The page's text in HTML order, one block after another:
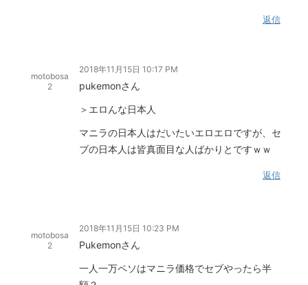
返信
motobosa
2
2018年11月15日 10:17 PM
pukemonさん
＞エロんな日本人
マニラの日本人はだいたいエロエロですが、セ
ブの日本人は皆真面目な人ばかりとですｗｗ
返信
motobosa
2
2018年11月15日 10:23 PM
Pukemonさん
一人一万ペソはマニラ価格でセブやったら半